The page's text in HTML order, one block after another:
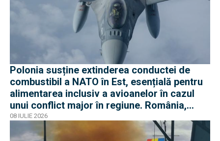
Polonia susține extinderea conductei de
combustibil a NATO în Est, esențială pentru
alimentarea inclusiv a avioanelor în cazul
unui conflict major în regiune. România,
parte a proiectului
08 IULIE 2026